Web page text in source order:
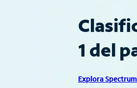
1 del
Explora